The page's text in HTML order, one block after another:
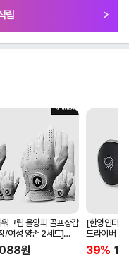
립
그립 올양피 골프장갑
/여성 양손 2세트]
포함]원
[한양인터
드라이버 헤
[HD-302]
39%